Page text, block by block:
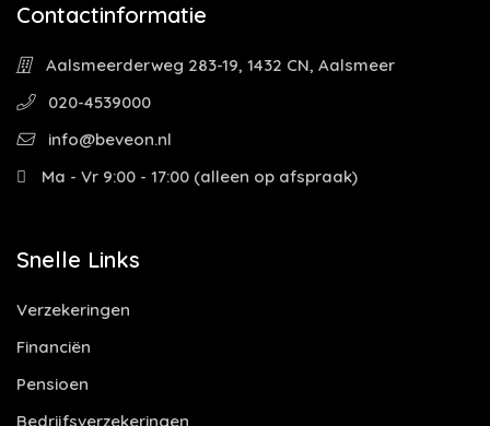
Contactinformatie
Aalsmeerderweg 283-19, 1432 CN, Aalsmeer
020-4539000
info@beveon.nl
Ma - Vr 9:00 - 17:00 (alleen op afspraak)
Snelle Links
Verzekeringen
Financiën
Pensioen
Bedrijfsverzekeringen